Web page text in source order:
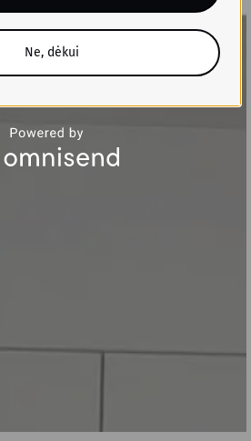
Ne, dėkui